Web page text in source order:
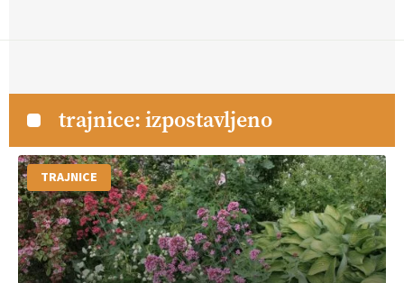
trajnice: izpostavljeno
TRAJNICE